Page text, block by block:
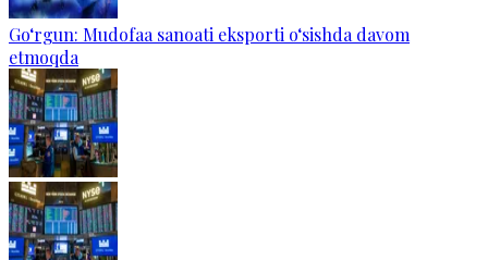
Go‘rgun: Mudofaa sanoati eksporti o‘sishda davom
etmoqda